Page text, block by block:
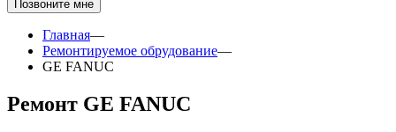
Позвоните мне
Главная—
Ремонтируемое обрудование—
GE FANUC
Ремонт GE FANUC